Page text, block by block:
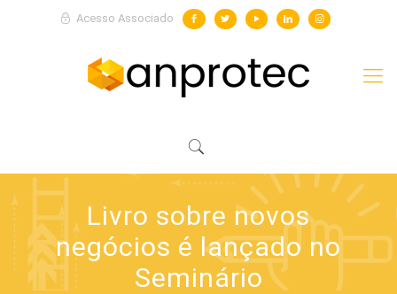
Acesso Associado
Livro sobre novos
negócios é lançado no
Seminário